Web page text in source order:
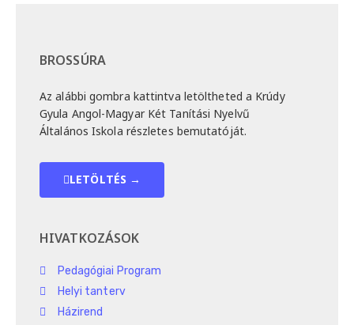
BROSSÚRA
Az alábbi gombra kattintva letöltheted a Krúdy
Gyula Angol-Magyar Két Tanítási Nyelvű
Általános Iskola részletes bemutatóját.
LETÖLTÉS →
HIVATKOZÁSOK
Pedagógiai Program
Helyi tanterv
Házirend